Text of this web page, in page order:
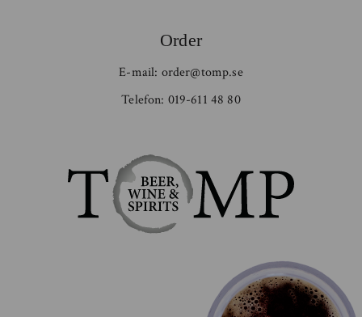
Order
E-mail: order@tomp.se
Telefon: 019-611 48 80